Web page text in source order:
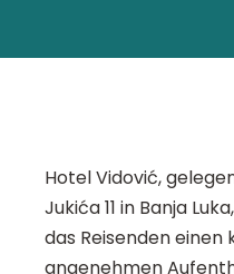
Hotel Vidović,
Jukića 11 in Banja
das Reisenden
angenehmen